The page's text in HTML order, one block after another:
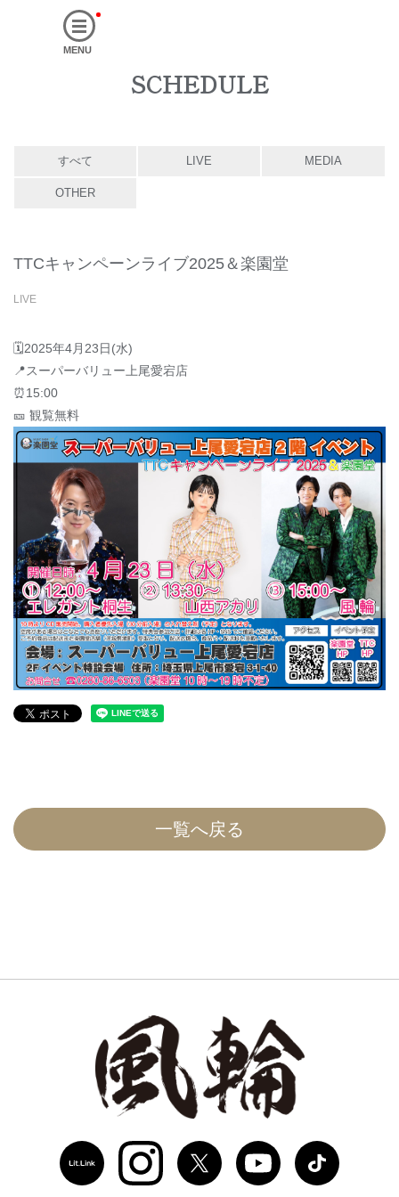
MENU
SCHEDULE
すべて LIVE MEDIA
OTHER
TTCキャンペーンライブ2025＆楽園堂
LIVE
🗓2025年4月23日(水)
📍スーパーバリュー上尾愛宕店
⏰15:00
🎫 観覧無料
一覧へ戻る